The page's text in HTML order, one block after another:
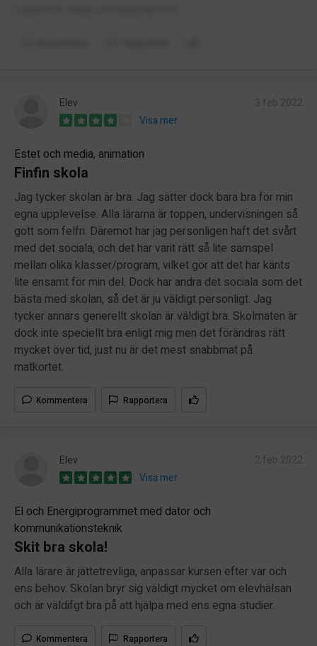
Elev
Visa mer
Estet och media, animation
Finfin skola
Jag tycker skolan är bra. Jag sätter dock bara bra för min
egna upplevelse. Alla lärarna är toppen, undervisningen så
gott som felfri. Däremot har jag personligen haft det svårt
med det sociala, och det har varit rätt så lite samspel
mellan olika klasser/program, vilket gör att det har känts
lite ensamt för min del. Dock har andra det sociala som det
bästa med skolan, så det är ju väldigt personligt. Jag
tycker annars generellt skolan är väldigt bra. Skolmaten är
dock inte speciellt bra enligt mig men det förändras rätt
mycket över tid, just nu är det mest snabbmat på
matkortet.
Kommentera Rapportera
Elev
Visa mer
El och Energiprogrammet med dator och
kommunikationsteknik
Skit bra skola!
Alla lärare är jättetrevliga, anpassar kursen efter var och
ens behov. Skolan bryr sig väldigt mycket om elevhälsan
och är väldifgt bra på att hjälpa med ens egna studier.
Kommentera Rapportera